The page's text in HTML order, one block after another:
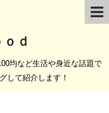
ｄ
均など生活や身近な話題で
して紹介します！